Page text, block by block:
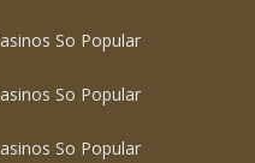
So Popular
So Popular
So Popular